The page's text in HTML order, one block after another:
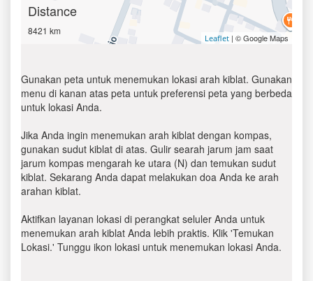
Distance
8421 km
Leaflet | © Google Maps
Gunakan peta untuk menemukan lokasi arah kiblat. Gunakan
menu di kanan atas peta untuk preferensi peta yang berbeda
untuk lokasi Anda.
Jika Anda ingin menemukan arah kiblat dengan kompas,
gunakan sudut kiblat di atas. Gulir searah jarum jam saat
jarum kompas mengarah ke utara (N) dan temukan sudut
kiblat. Sekarang Anda dapat melakukan doa Anda ke arah
arahan kiblat.
Aktifkan layanan lokasi di perangkat seluler Anda untuk
menemukan arah kiblat Anda lebih praktis. Klik 'Temukan
Lokasi.' Tunggu ikon lokasi untuk menemukan lokasi Anda.